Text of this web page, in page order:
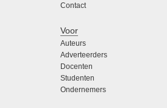
Contact
Voor
Auteurs
Adverteerders
Docenten
Studenten
Ondernemers